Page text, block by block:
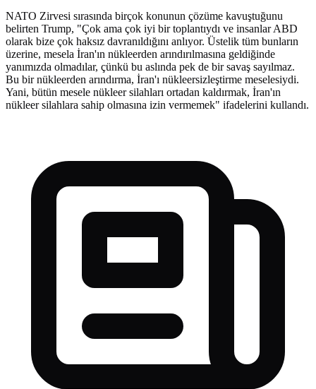
NATO Zirvesi sırasında birçok konunun çözüme kavuştuğunu
belirten Trump, "Çok ama çok iyi bir toplantıydı ve insanlar ABD
olarak bize çok haksız davranıldığını anlıyor. Üstelik tüm bunların
üzerine, mesela İran'ın nükleerden arındırılmasına geldiğinde
yanımızda olmadılar, çünkü bu aslında pek de bir savaş sayılmaz.
Bu bir nükleerden arındırma, İran'ı nükleersizleştirme meselesiydi.
Yani, bütün mesele nükleer silahları ortadan kaldırmak, İran'ın
nükleer silahlara sahip olmasına izin vermemek" ifadelerini kullandı.